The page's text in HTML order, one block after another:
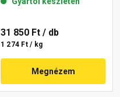
31 850 Ft / db
1 274 Ft / kg
Megnézem